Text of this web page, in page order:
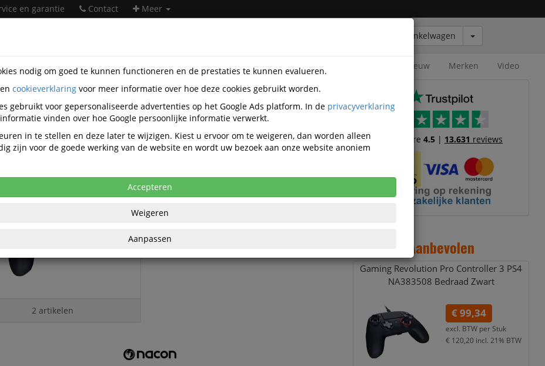
Winkelwagen
en garantie Contact Meer
Nieuw Merken Video
Nacon
Nacon accessoires
2 artikelen
Trustscore4.5 | 13.631 reviews
Aanbevolen
Gaming Revolution Pro Controller 3 PS4
NA383508 Bedraad Zwart
€ 99,34
excl. BTW per Stuk
€ 120,20 incl. 21% BTW
nodig om goed te kunnen functioneren en de prestaties te kunnen evalueren.
en cookieverklaring voor meer informatie over hoe deze cookies gebruikt worden.
gebruikt voor gepersonaliseerde advertenties op het Google Ads platform. In de privacyverklaring
vinden over hoe Google persoonlijke informatie verwerkt.
in te stellen en deze later te wijzigen. Kiest u ervoor om te weigeren, dan worden alleen
zijn voor de goede werking van de website en wordt uw bezoek aan onze website anoniem
Accepteren
Weigeren
Aanpassen